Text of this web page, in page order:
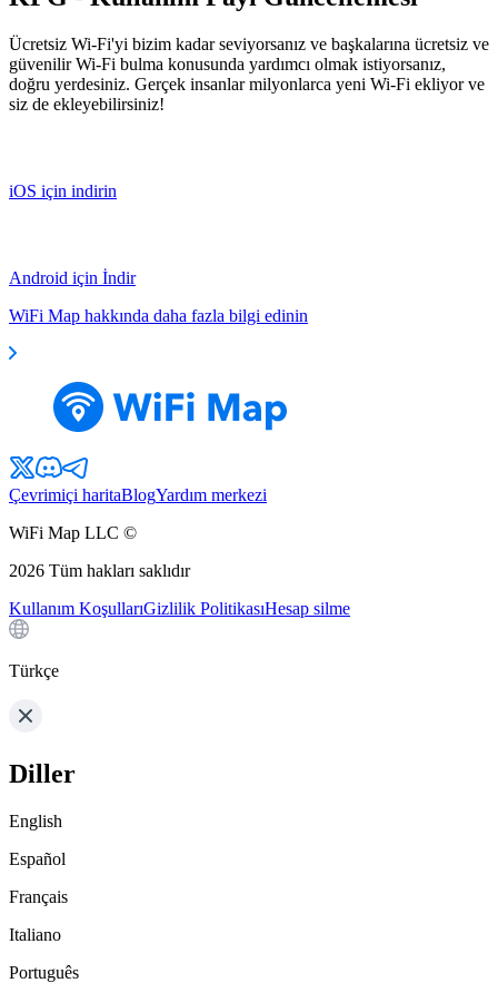
Ücretsiz Wi-Fi'yi bizim kadar seviyorsanız ve başkalarına ücretsiz ve
güvenilir Wi-Fi bulma konusunda yardımcı olmak istiyorsanız,
doğru yerdesiniz. Gerçek insanlar milyonlarca yeni Wi-Fi ekliyor ve
siz de ekleyebilirsiniz!
iOS için indirin
Android için İndir
WiFi Map hakkında daha fazla bilgi edinin
Çevrimiçi haritaBlogYardım merkezi
WiFi Map LLC ©
2026 Tüm hakları saklıdır
Kullanım KoşullarıGizlilik PolitikasıHesap silme
Türkçe
Diller
English
Español
Français
Italiano
Português